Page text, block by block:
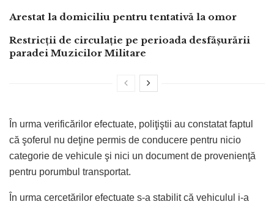
Arestat la domiciliu pentru tentativă la omor
Restricții de circulație pe perioada desfășurării
paradei Muzicilor Militare
În urma verificărilor efectuate, poliţiştii au constatat faptul
că şoferul nu deţine permis de conducere pentru nicio
categorie de vehicule şi nici un document de provenienţă
pentru porumbul transportat.
În urma cercetărilor efectuate s-a stabilit că vehiculul i-a